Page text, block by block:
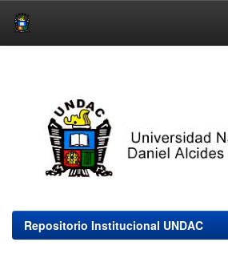
Repositorio Institucional UNDAC